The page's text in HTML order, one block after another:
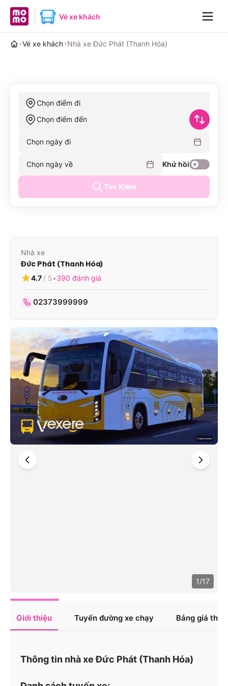
MoMo home pageVé xe khách
Vé xe khách Nhà xe Đức Phát (Thanh Hóa)
Chọn điểm đi
Chọn điểm đến
Chọn ngày đi
Khứ hồi
Chọn ngày về
Tìm Kiếm
Nhà xe
Đức Phát (Thanh Hóa)
4.7 / 5•390 đánh giá
02373999999
1/17
Giới thiệu Tuyến đường xe chạy Bảng giá
Thông tin nhà xe Đức Phát (Thanh Hóa)